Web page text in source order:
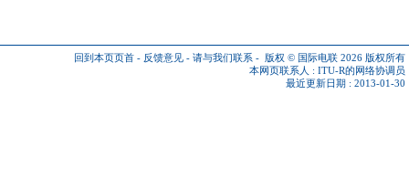
回到本页页首 - 反馈意见 - 请与我们联系 - 版权 © 国际电联 2026 版权所有
本网页联系人 : ITU-R的网络协调员
最近更新日期 : 2013-01-30